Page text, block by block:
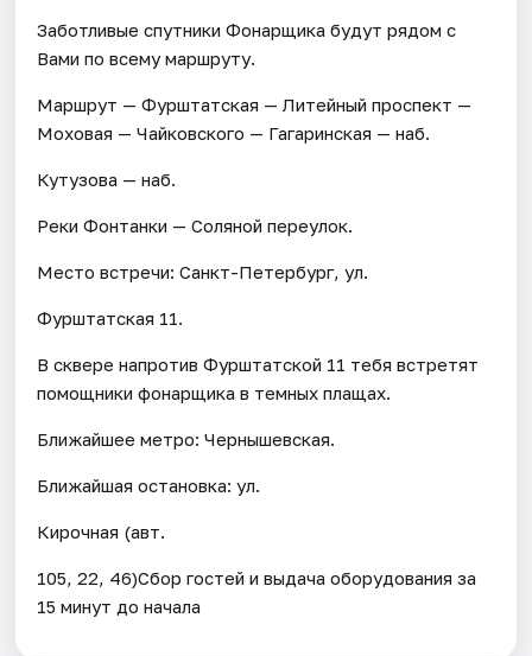
Заботливые спутники Фонарщика будут рядом с
Вами по всему маршруту.
Маршрут — Фурштатская — Литейный проспект —
Моховая — Чайковского — Гагаринская — наб.
Кутузова — наб.
Реки Фонтанки — Соляной переулок.
Место встречи: Санкт-Петербург, ул.
Фурштатская 11.
В сквере напротив Фурштатской 11 тебя встретят
помощники фонарщика в темных плащах.
Ближайшее метро: Чернышевская.
Ближайшая остановка: ул.
Кирочная (авт.
105, 22, 46)Сбор гостей и выдача оборудования за
15 минут до начала